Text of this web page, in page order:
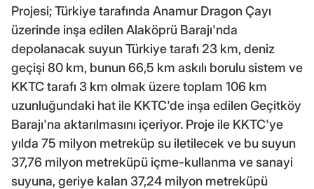
Projesi; Türkiye tarafında Anamur Dragon Çayı
üzerinde inşa edilen Alaköprü Barajı'nda
depolanacak suyun Türkiye tarafı 23 km, deniz
geçişi 80 km, bunun 66,5 km askılı borulu sistem ve
KKTC tarafı 3 km olmak üzere toplam 106 km
uzunluğundaki hat ile KKTC'de inşa edilen Geçitköy
Barajı'na aktarılmasını içeriyor. Proje ile KKTC'ye
yılda 75 milyon metreküp su iletilecek ve bu suyun
37,76 milyon metreküpü içme-kullanma ve sanayi
suyuna, geriye kalan 37,24 milyon metreküpü